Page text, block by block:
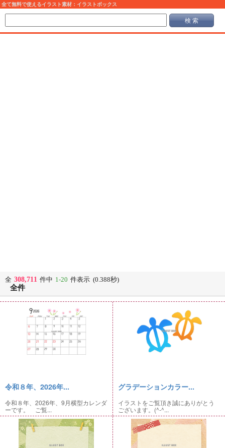
全て無料で使えるイラスト素材：イラストボックス
検 索
全 308,711 件中 1-20 件表示 (0.388秒)
全件
令和８年、2026年...
令和８年、2026年、9月横型カレンダ
ーです。 ご覧...
グラデーションカラー...
イラストをご覧頂き誠にありがとう
ございます。(^-^...